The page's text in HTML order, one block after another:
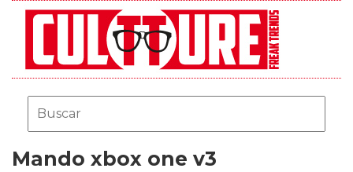
Mando xbox one v3